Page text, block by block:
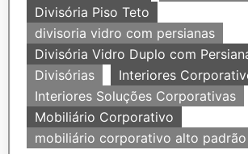
Divisória Piso Teto
divisoria vidro com persianas
Divisória Vidro Duplo com
Divisórias
Interiores
Interiores Soluções Corporativas
Mobiliário Corporativo
mobiliário corporativo alto padrão